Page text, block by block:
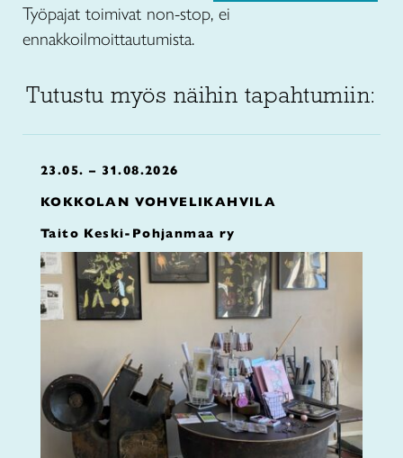
Työpajat toimivat non-stop, ei
ennakkoilmoittautumista.
Tutustu myös näihin tapahtumiin:
23.05. – 31.08.2026
KOKKOLAN VOHVELIKAHVILA
Taito Keski-Pohjanmaa ry